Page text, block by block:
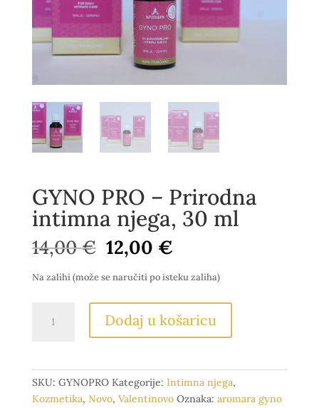
GYNO PRO – Prirodna
intimna njega, 30 ml
14,00€ Izvorna
cijena
bila
14,00 €.
12,00 €Trenutna
je:
Na zalihi (može se naručiti po isteku zaliha)
Dodaj u košaricu
SKU: GYNOPRO Kategorije: Intimna njega,
Kozmetika, Novo, Valentinovo Oznaka: aromara gyno